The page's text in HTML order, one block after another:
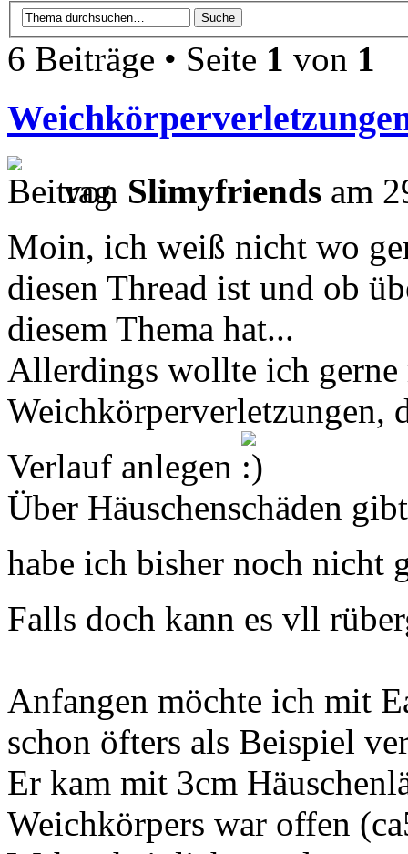
6 Beiträge • Seite 1 von 1
von Slimyfriends am
Moin, ich weiß nicht wo
diesen Thread ist und ob
diesem Thema hat...
Allerdings wollte ich gerne
Weichkörperverletzungen,
Verlauf anlegen
Über Häuschenschäden
habe ich bisher noch nicht
Falls doch kann es vll
Anfangen möchte ich mit
schon öfters als Beispiel
Er kam mit 3cm
Weichkörpers war offen